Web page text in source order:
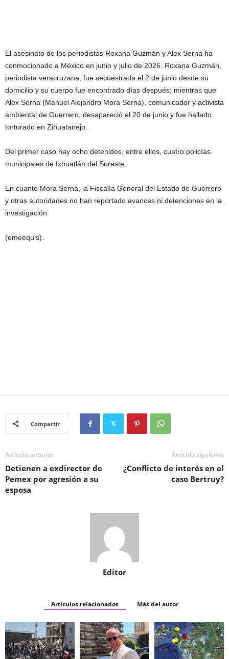
El asesinato de los periodistas Roxana Guzmán y Alex Serna ha
conmocionado a México en junio y julio de 2026. Roxana Guzmán,
periodista veracruzana, fue secuestrada el 2 de junio desde su
domicilio y su cuerpo fue encontrado días después; mientras que
Alex Serna (Manuel Alejandro Mora Serna), comunicador y activista
ambiental de Guerrero, desapareció el 20 de junio y fue hallado
torturado en Zihuatanejo.
Del primer caso hay ocho detenidos, entre ellos, cuatro policías
municipales de Ixhuatlán del Sureste.
En cuanto Mora Serna, la Fiscalía General del Estado de Guerrero
y otras autoridades no han reportado avances ni detenciones en la
investigación.
(emeequis).
Compartir
Artículo anterior
Detienen a exdirector de
Pemex por agresión a su
esposa
Artículo siguiente
¿Conflicto de interés en el
caso Bertruy?
Editor
Artículos relacionados Más del autor